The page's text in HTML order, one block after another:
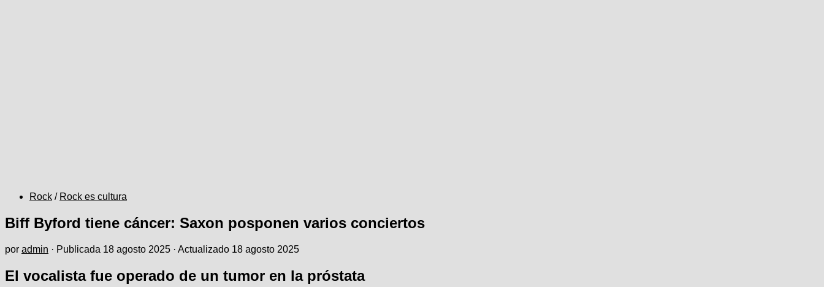
Rock / Rock es cultura
Biff Byford tiene cáncer: Saxon posponen varios conciertos
por admin · Publicada 18 agosto 2025 · Actualizado 18 agosto 2025
El vocalista fue operado de un tumor en la próstata